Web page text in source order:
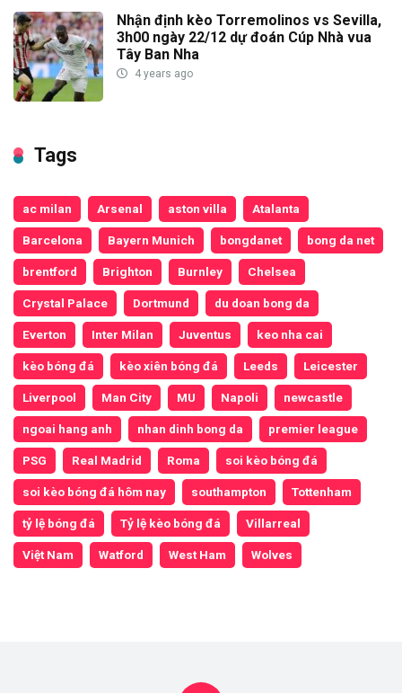
Nhận định kèo Torremolinos vs Sevilla,
3h00 ngày 22/12 dự đoán Cúp Nhà vua
Tây Ban Nha
4 years ago
Tags
ac milan Arsenal aston villa Atalanta
Barcelona Bayern Munich bongdanet bong da net
brentford Brighton Burnley Chelsea
Crystal Palace Dortmund du doan bong da
Everton Inter Milan Juventus keo nha cai
kèo bóng đá kèo xiên bóng đá Leeds Leicester
Liverpool Man City MU Napoli newcastle
ngoai hang anh nhan dinh bong da premier league
PSG Real Madrid Roma soi kèo bóng đá
soi kèo bóng đá hôm nay southampton Tottenham
tỷ lệ bóng đá Tỷ lệ kèo bóng đá Villarreal
Việt Nam Watford West Ham Wolves